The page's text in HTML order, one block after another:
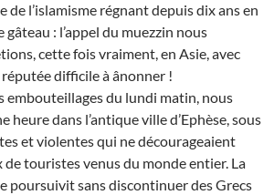
de l’islamisme régnant depuis dix ans en
gâteau : l’appel du muezzin nous
cette fois vraiment, en Asie, avec
difficile à ânonner !
embouteillages du lundi matin, nous
heure dans l’antique ville d’Ephèse, sous
et violentes qui ne décourageaient
touristes venus du monde entier. La
poursuivit sans discontinuer des Grecs